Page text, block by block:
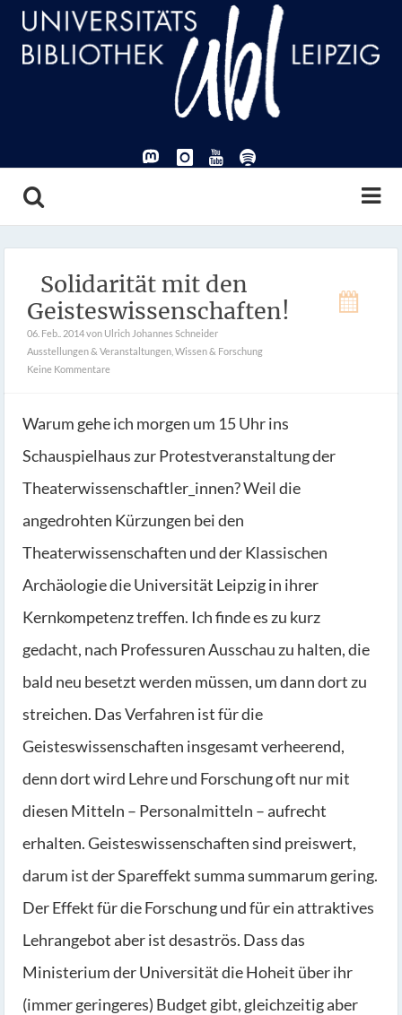
Solidarität mit den
Geisteswissenschaften!
06. Feb.. 2014von Ulrich Johannes Schneider
Ausstellungen & Veranstaltungen Wissen & Forschung
Keine Kommentare
Warum gehe ich morgen um 15 Uhr ins
Schauspielhaus zur Protestveranstaltung der
Theaterwissenschaftler_innen? Weil die
angedrohten Kürzungen bei den
Theaterwissenschaften und der Klassischen
Archäologie die Universität Leipzig in ihrer
Kernkompetenz treffen. Ich finde es zu kurz
gedacht, nach Professuren Ausschau zu halten, die
bald neu besetzt werden müssen, um dann dort zu
streichen. Das Verfahren ist für die
Geisteswissenschaften insgesamt verheerend,
denn dort wird Lehre und Forschung oft nur mit
diesen Mitteln – Personalmitteln – aufrecht
erhalten. Geisteswissenschaften sind preiswert,
darum ist der Spareffekt summa summarum gering.
Der Effekt für die Forschung und für ein attraktives
Lehrangebot aber ist desaströs. Dass das
Ministerium der Universität die Hoheit über ihr
(immer geringeres) Budget gibt, gleichzeitig aber